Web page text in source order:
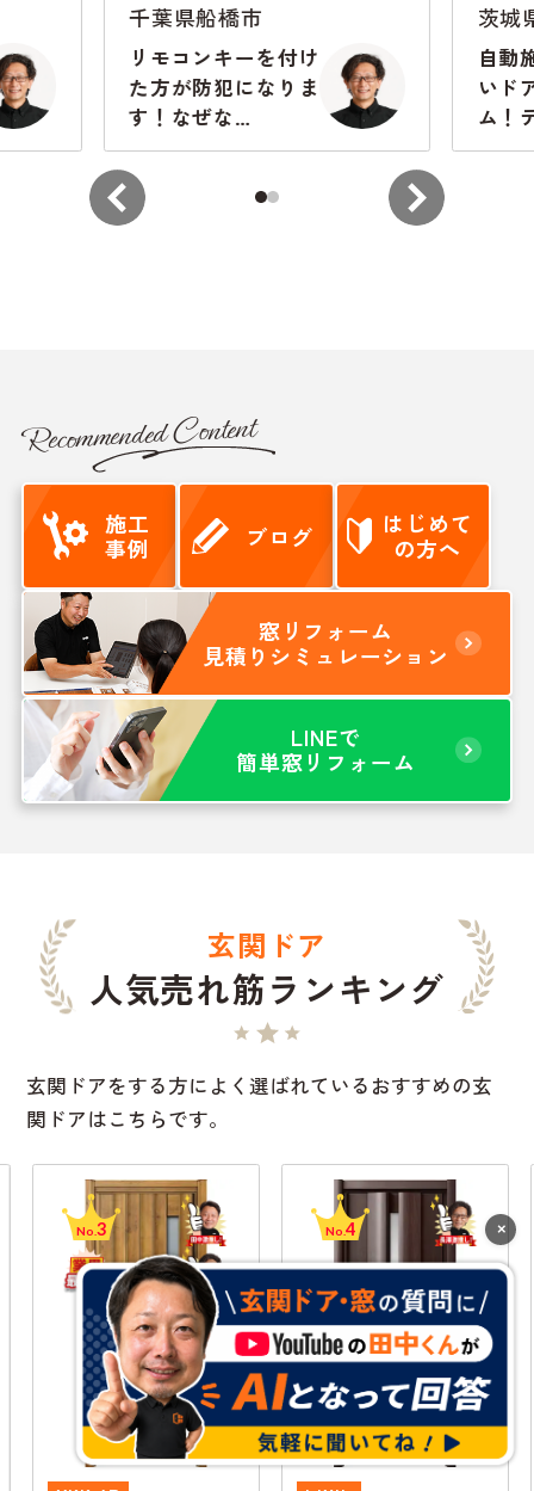
千葉県船橋市
リモコンキーを付け
た方が防犯になりま
す！なぜな
ら・・・
茨城
自動
いド
ム！
ギを
Recommended Content
施工
事例
ブログ
はじめて
の方へ
窓リフォーム
見積りシミュレーション
LINEで
簡単窓リフォーム
玄関ドア
人気売れ筋ランキング
玄関ドアをする方によく選ばれているおすすめの玄
関ドアはこちらです。
No. 3
断熱
通風
No. 4
断熱
×